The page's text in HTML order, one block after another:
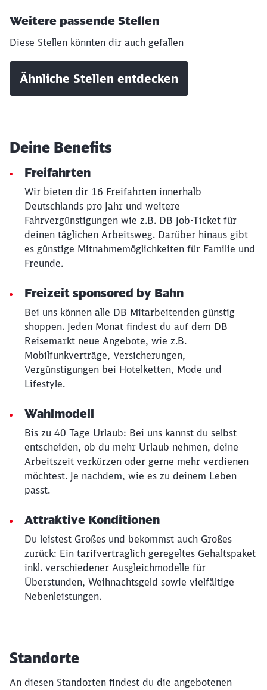
Weitere passende Stellen
Diese Stellen könnten dir auch gefallen
Ähnliche Stellen entdecken
Deine Benefits
Freifahrten
Wir bieten dir 16 Freifahrten innerhalb
Deutschlands pro Jahr und weitere
Fahrvergünstigungen wie z.B. DB Job-Ticket für
deinen täglichen Arbeitsweg. Darüber hinaus gibt
es günstige Mitnahmemöglichkeiten für Familie und
Freunde.
Freizeit sponsored by Bahn
Bei uns können alle DB Mitarbeitenden günstig
shoppen. Jeden Monat findest du auf dem DB
Reisemarkt neue Angebote, wie z.B.
Mobilfunkverträge, Versicherungen,
Vergünstigungen bei Hotelketten, Mode und
Lifestyle.
Wahlmodell
Bis zu 40 Tage Urlaub: Bei uns kannst du selbst
entscheiden, ob du mehr Urlaub nehmen, deine
Arbeitszeit verkürzen oder gerne mehr verdienen
möchtest. Je nachdem, wie es zu deinem Leben
passt.
Attraktive Konditionen
Du leistest Großes und bekommst auch Großes
zurück: Ein tarifvertraglich geregeltes Gehaltspaket
inkl. verschiedener Ausgleichmodelle für
Überstunden, Weihnachtsgeld sowie vielfältige
Nebenleistungen.
Standorte
An diesen Standorten findest du die angebotenen
Möchten Sie zu weitergeleitet
werden?
Abbrechen Weiter